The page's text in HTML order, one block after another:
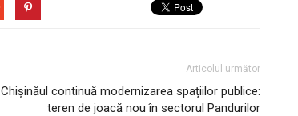
Articolul următor
Chișinăul continuă modernizarea spațiilor publice:
teren de joacă nou în sectorul Pandurilor